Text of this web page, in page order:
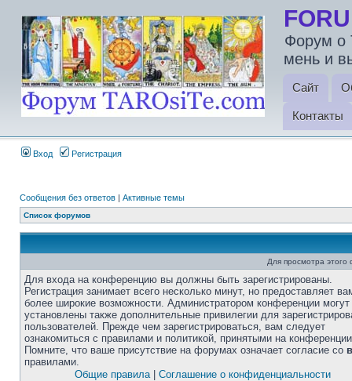
Форум о
мень и
Сайт
Контакты
Вход Регистрация
Сообщения без ответов | Активные темы
Список форумов
Для просмотра
Для входа на конференцию вы должны быть зарегистрированы.
Регистрация занимает всего несколько минут, но предоставляет
более широкие возможности. Администратором конференции
установлены также дополнительные привилегии для
пользователей. Прежде чем зарегистрироваться, вам следует
ознакомиться с правилами и политикой, принятыми на
Помните, что ваше присутствие на форумах означает согласие со
правилами.
Общие правила| Соглашение о конфиденциальности